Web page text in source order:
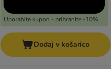
Uporabite kupon - prihranite -10%
Dodaj v košarico